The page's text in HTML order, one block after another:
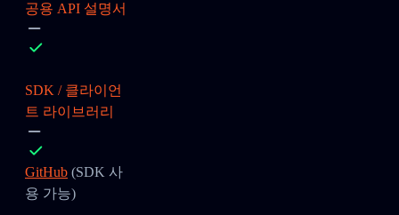
공용 API 설명서
SDK / 클라이언
트 라이브러리
GitHub (SDK 사
용 가능)